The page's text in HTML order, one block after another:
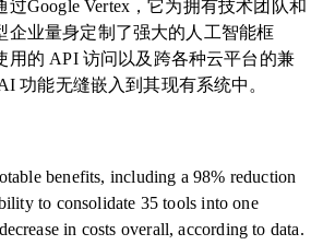
Google Vertex，它为拥有技术团队和
企业量身定制了强大的人工智能框
用的 API 访问以及跨各种云平台的兼
功能无缝嵌入到其现有系统中。
benefits, including a 98% reduction
to consolidate 35 tools into one
in costs overall, according to data.